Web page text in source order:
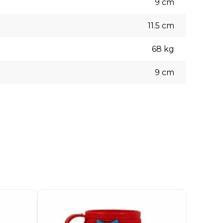
9 cm
11.5 cm
68 kg
9 cm